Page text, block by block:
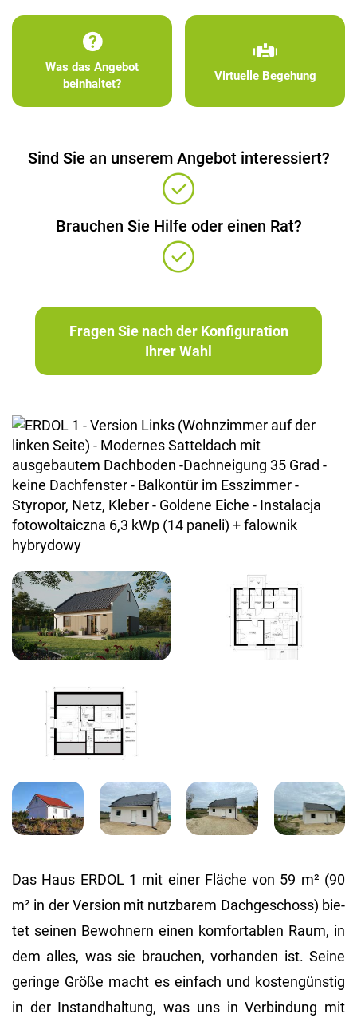
Das Haus ERDOL 1 mit einer Flä­che von 59 m² (90
m² in der Ver­si­on mit nutz­ba­rem Dach­ge­schoss) bie­
tet sei­nen Be­woh­nern einen kom­for­ta­blen Raum, in
dem alles, was sie brau­chen, vor­han­den ist. Seine
ge­rin­ge Größe macht es ein­fach und kos­ten­güns­tig
in der In­stand­hal­tung, was uns in Ver­bin­dung mit
Was das Angebot
beinhaltet?
Virtuelle Begehung
Sind Sie an unserem Angebot interessiert?
Brauchen Sie Hilfe oder einen Rat?
Fragen Sie nach der Konfiguration
Ihrer Wahl